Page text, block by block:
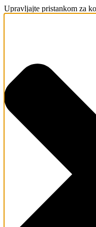
Upravljajte pristankom za